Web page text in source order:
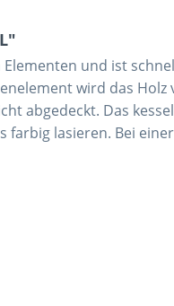
und ist
wird das
abgedeckt. Das
lasieren. Bei